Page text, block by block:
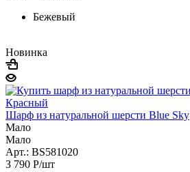
Бежевый
Новинка
Шарф из натуральной шерсти Blue Sky
Мало
Мало
Арт.: BS581020
3 790 Р/шт